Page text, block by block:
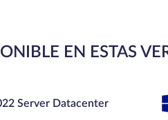
EN ESTAS
Server Datacenter